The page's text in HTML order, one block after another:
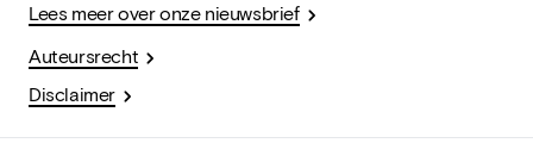
Lees meer over onze nieuwsbrief
Auteursrecht
Disclaimer